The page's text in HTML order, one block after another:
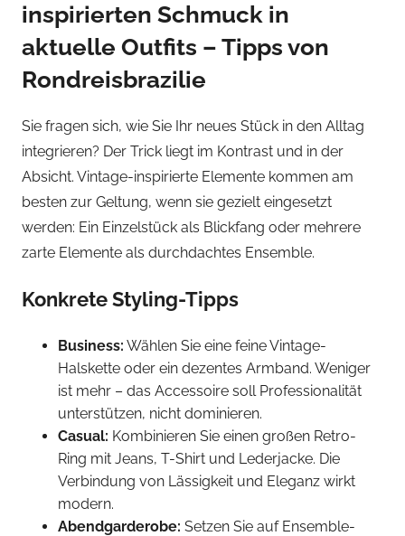
inspirierten Schmuck in
aktuelle Outfits – Tipps von
Rondreisbrazilie
Sie fragen sich, wie Sie Ihr neues Stück in den Alltag
integrieren? Der Trick liegt im Kontrast und in der
Absicht. Vintage-inspirierte Elemente kommen am
besten zur Geltung, wenn sie gezielt eingesetzt
werden: Ein Einzelstück als Blickfang oder mehrere
zarte Elemente als durchdachtes Ensemble.
Konkrete Styling-Tipps
Business: Wählen Sie eine feine Vintage-
Halskette oder ein dezentes Armband. Weniger
ist mehr – das Accessoire soll Professionalität
unterstützen, nicht dominieren.
Casual: Kombinieren Sie einen großen Retro-
Ring mit Jeans, T-Shirt und Lederjacke. Die
Verbindung von Lässigkeit und Eleganz wirkt
modern.
Abendgarderobe: Setzen Sie auf Ensemble-